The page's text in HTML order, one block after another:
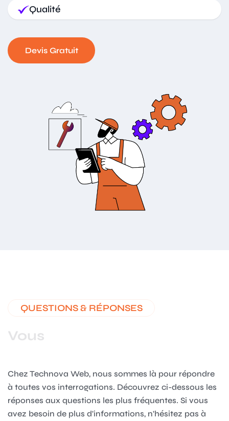
Qualité
Devis Gratuit
Devis Gratuit
QUESTIONS & RÉPONSES
Vous
Chez Technova Web, nous sommes là pour répondre
à toutes vos interrogations. Découvrez ci-dessous les
réponses aux questions les plus fréquentes. Si vous
avez besoin de plus d'informations, n'hésitez pas à